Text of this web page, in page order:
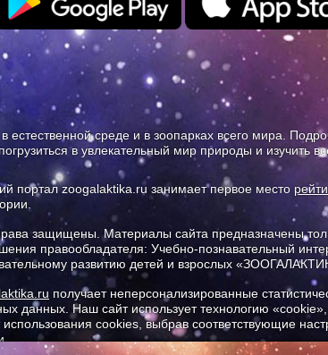
среде и в зоопарках всего мира.
в увлекательный мир природы и изучить
портал zoogalaktika.ru занимает первое место
защищены. Материалы сайта предназначены
правообладателя: Учебно-познавательный
развитию детей и взрослых
получает неперсонализированные
данных. Наш сайт использует технологию
cookies, выбрав соответствующие